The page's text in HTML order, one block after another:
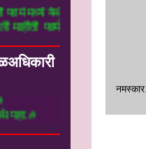
आपली माहीती फार्म मध्ये
यांनी आपली माहीती